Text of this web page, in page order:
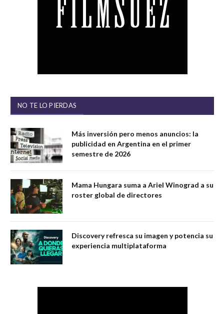
NO TE LO PIERDAS
Más inversión pero menos anuncios: la
publicidad en Argentina en el primer
semestre de 2026
Mama Hungara suma a Ariel Winograd a su
roster global de directores
Discovery refresca su imagen y potencia su
experiencia multiplataforma